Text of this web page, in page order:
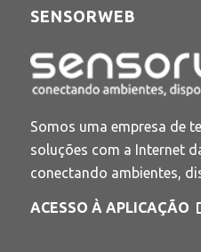
SENSORWEB
Somos uma empresa de
soluções com a Internet
conectando ambientes,
ACESSO À APLICAÇÃO